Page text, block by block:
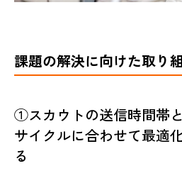
課題の解決に向けた取り
①スカウトの送信時間帯
サイクルに合わせて最適
る